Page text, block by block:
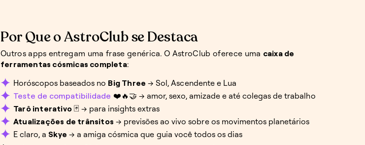
Por Que o AstroClub se Destaca
Outros apps entregam uma frase genérica. O AstroClub oferece uma caixa de
ferramentas cósmicas completa:
Horóscopos baseados no Big Three → Sol, Ascendente e Lua
Teste de compatibilidade ❤️🔥🤝 → amor, sexo, amizade e até colegas de trabalho
Tarô interativo 🃏 → para insights extras
Atualizações de trânsitos → previsões ao vivo sobre os movimentos planetários
E claro, a Skye → a amiga cósmica que guia você todos os dias